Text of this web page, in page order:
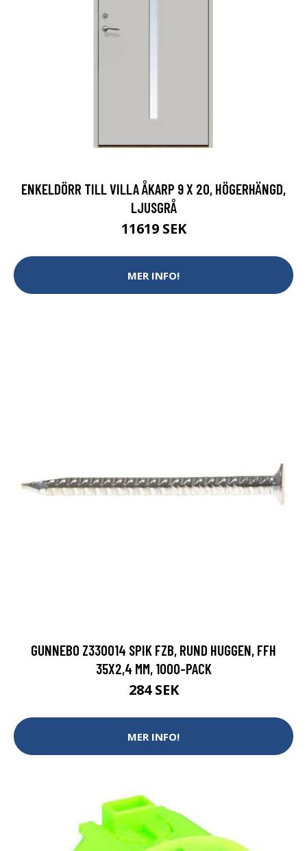
ENKELDÖRR TILL VILLA ÅKARP 9 X 20, HÖGERHÄNGD,
LJUSGRÅ
11619 SEK
MER INFO!
GUNNEBO Z330014 SPIK FZB, RUND HUGGEN, FFH
35X2,4 MM, 1000-PACK
284 SEK
MER INFO!